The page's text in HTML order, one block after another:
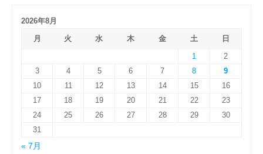
2026年8月
月
火 水 木 金 土
日
1
2
3
4 5 6 7 8
9
10
11 12 13 14 15
16
17
18 19 20 21 22
23
24
25 26 27 28 29
30
31
« 7月